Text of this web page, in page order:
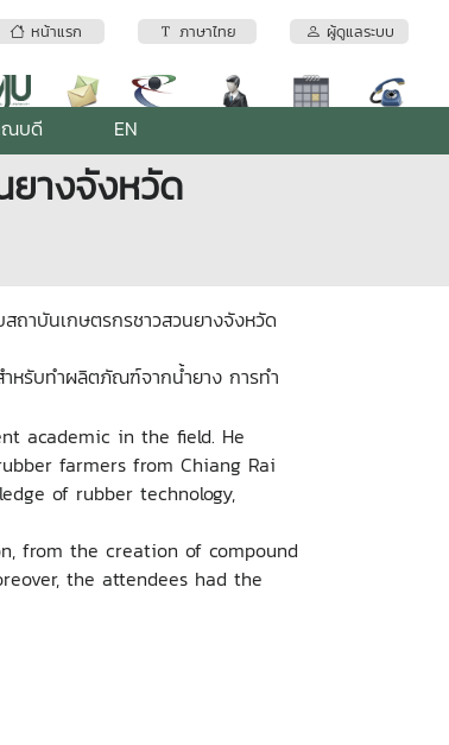
หน้าแรก ภาษาไทย ผู้ดูแลระบบ
ณบดี EN
ยางจังหวัด
าบันเกษตรกรชาวสวนยางจังหวัด
หรับทำผลิตภัณฑ์จากน้ำยาง การทำ
academic in the field. He
farmers from Chiang Rai
of rubber technology,
from the creation of compound
the attendees had the